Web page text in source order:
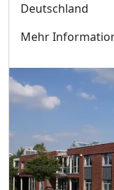
Deutschland
Mehr